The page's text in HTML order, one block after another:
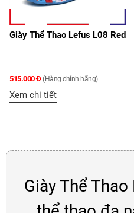
Giày Thể Thao Lefus L08 Red
515.000 Đ (Hàng chính hãng)
Xem chi tiết
Giày Thể